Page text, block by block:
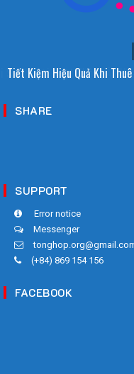
Sao Người Nhật Không Ăn
Tiết Kiệm Hiệu Quả Khi
SHARE
SUPPORT
Error notice
Messenger
(+84) 869 154 156
FACEBOOK